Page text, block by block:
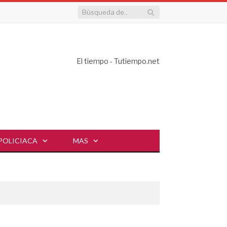
El tiempo - Tutiempo.net
MAS